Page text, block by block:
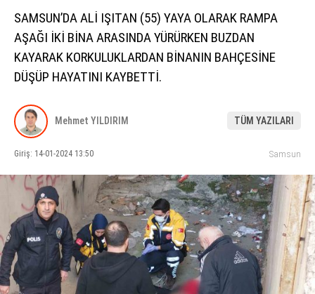
WhatsApp İhbar Hattı
Facebook
SIYASET
ASAYIŞ
SPOR
EĞITIM
SAĞLIK
KÜLTÜR SANAT
SERVISLER
SAMSUN’DA ALİ IŞITAN (55) YAYA OLARAK RAMPA
AŞAĞI İKİ BİNA ARASINDA YÜRÜRKEN BUZDAN
KAYARAK KORKULUKLARDAN BİNANIN BAHÇESİNE
DÜŞÜP HAYATINI KAYBETTİ.
Mehmet YILDIRIM TÜM YAZILARI
Giriş: 14-01-2024 13:50 Samsun